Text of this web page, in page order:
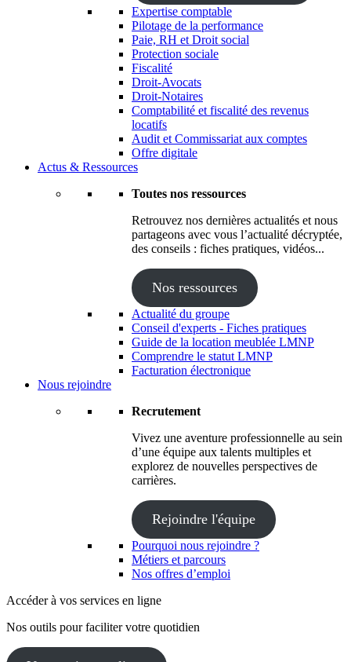
Expertise comptable
Pilotage de la performance
Paie, RH et Droit social
Protection sociale
Fiscalité
Droit-Avocats
Droit-Notaires
Comptabilité et fiscalité des revenus
locatifs
Audit et Commissariat aux comptes
Offre digitale
Actus & Ressources
Toutes nos ressources
Retrouvez nos dernières actualités et nous
partageons avec vous l’actualité décryptée,
des conseils : fiches pratiques, vidéos...
Nos ressources
Actualité du groupe
Conseil d'experts - Fiches pratiques
Guide de la location meublée LMNP
Comprendre le statut LMNP
Facturation électronique
Nous rejoindre
Recrutement
Vivez une aventure professionnelle au sein
d’une équipe aux talents multiples et
explorez de nouvelles perspectives de
carrières.
Rejoindre l'équipe
Pourquoi nous rejoindre ?
Métiers et parcours
Nos offres d’emploi
Accéder à vos services en ligne
Nos outils pour faciliter votre quotidien